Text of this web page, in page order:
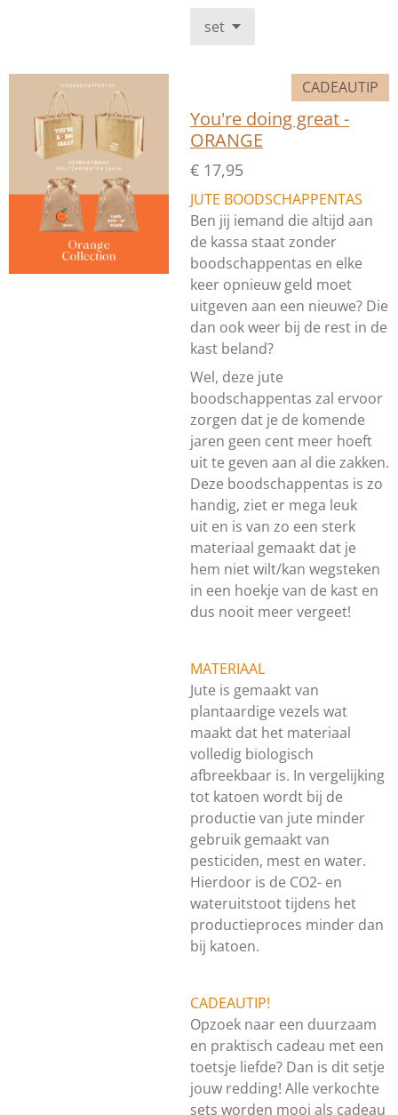
CADEAUTIP
You're doing great -
ORANGE
€ 17,95
JUTE BOODSCHAPPENTAS
Ben jij iemand die altijd aan
de kassa staat zonder
boodschappentas en elke
keer opnieuw geld moet
uitgeven aan een nieuwe? Die
dan ook weer bij de rest in de
kast beland?
Wel, deze jute
boodschappentas zal ervoor
zorgen dat je de komende
jaren geen cent meer hoeft
uit te geven aan al die zakken.
Deze boodschappentas is zo
handig, ziet er mega leuk
uit en is van zo een sterk
materiaal gemaakt dat je
hem niet wilt/kan wegsteken
in een hoekje van de kast en
dus nooit meer vergeet!
MATERIAAL
Jute is gemaakt van
plantaardige vezels wat
maakt dat het materiaal
volledig biologisch
afbreekbaar is. In vergelijking
tot katoen wordt bij de
productie van jute minder
gebruik gemaakt van
pesticiden, mest en water.
Hierdoor is de CO2- en
wateruitstoot tijdens het
productieproces minder dan
bij katoen.
CADEAUTIP!
Opzoek naar een duurzaam
en praktisch cadeau met een
toetsje liefde? Dan is dit setje
jouw redding! Alle verkochte
sets worden mooi als cadeau